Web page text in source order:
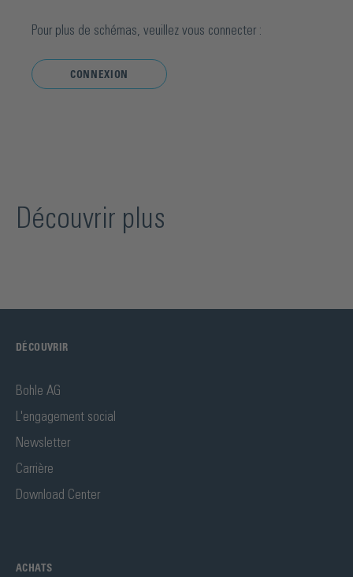
Pour plus de schémas, veuillez vous connecter :
CONNEXION
Découvrir plus
DÉCOUVRIR
Bohle AG
L'engagement social
Newsletter
Carrière
Download Center
ACHATS